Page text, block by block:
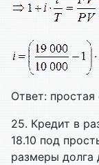
Ответ: простая
25. Кредит в
18.10 под
размеры долга